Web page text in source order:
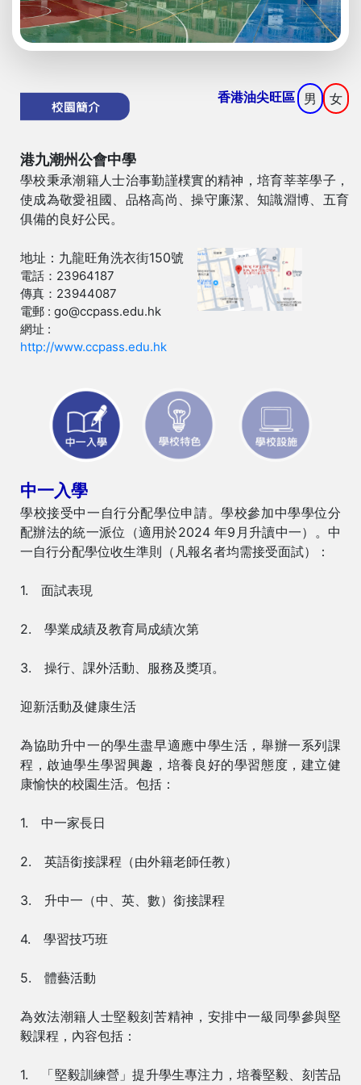
香港油尖旺區 男 女
港九潮州公會中學
學校秉承潮籍人士治事勤謹樸實的精神，培育莘莘學子，
使成為敬愛祖國、品格高尚、操守廉潔、知識淵博、五育
俱備的良好公民。
地址：九龍旺角洗衣街150號
電話：23964187
傳真：23944087
電郵 : go@ccpass.edu.hk
網址 :
http://www.ccpass.edu.hk
中一入學
學校接受中一自行分配學位申請。學校參加中學學位分
配辦法的統一派位（適用於2024 年9月升讀中一）。中
一自行分配學位收生準則（凡報名者均需接受面試）：
1. 面試表現
2. 學業成績及教育局成績次第
3. 操行、課外活動、服務及獎項。
迎新活動及健康生活
為協助升中一的學生盡早適應中學生活，舉辦一系列課
程，啟迪學生學習興趣，培養良好的學習態度，建立健
康愉快的校園生活。包括：
1. 中一家長日
2. 英語銜接課程（由外籍老師任教）
3. 升中一（中、英、數）銜接課程
4. 學習技巧班
5. 體藝活動
為效法潮籍人士堅毅刻苦精神，安排中一級同學參與堅
毅課程，內容包括：
1. 「堅毅訓練營」提升學生專注力，培養堅毅、刻苦品